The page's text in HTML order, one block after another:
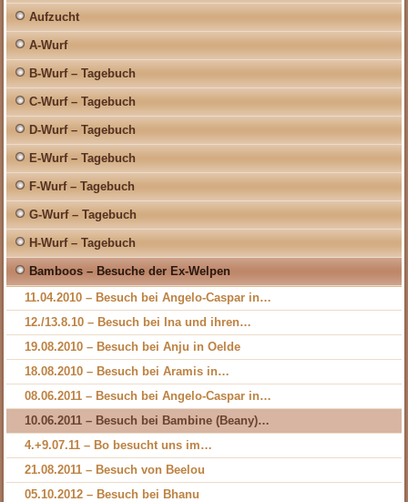
Aufzucht
A-Wurf
B-Wurf – Tagebuch
C-Wurf – Tagebuch
D-Wurf – Tagebuch
E-Wurf – Tagebuch
F-Wurf – Tagebuch
G-Wurf – Tagebuch
H-Wurf – Tagebuch
Bamboos – Besuche der Ex-Welpen
11.04.2010 – Besuch bei Angelo-Caspar in…
12./13.8.10 – Besuch bei Ina und ihren…
19.08.2010 – Besuch bei Anju in Oelde
18.08.2010 – Besuch bei Aramis in…
08.06.2011 – Besuch bei Angelo-Caspar in…
10.06.2011 – Besuch bei Bambine (Beany)…
4.+9.07.11 – Bo besucht uns im…
21.08.2011 – Besuch von Beelou
05.10.2012 – Besuch bei Bhanu